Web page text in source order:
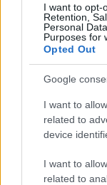
I want to opt-
Retention,
Personal
Purposes for
Opted Out
Google
I want to
related to
device
I want to
related to
Όταν η
Χριστίνα
Κυριακή 12 Ιου
Χριστίνα